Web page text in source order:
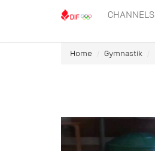
CHANNELS
Home Gymnastik